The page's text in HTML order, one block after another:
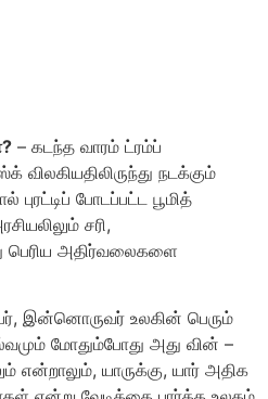
– கடந்த வாரம் ட்ரம்ப்
விலகியதிலிருந்து நடக்கும்
புரட்டிப் போடப்பட்ட பூமித்
சரி,
பெரிய அதிர்வலைகளை
இன்னொருவர் உலகின் பெரும்
மோதும்போது அது வின் –
என்றாலும், யாருக்கு, யார் அதிக